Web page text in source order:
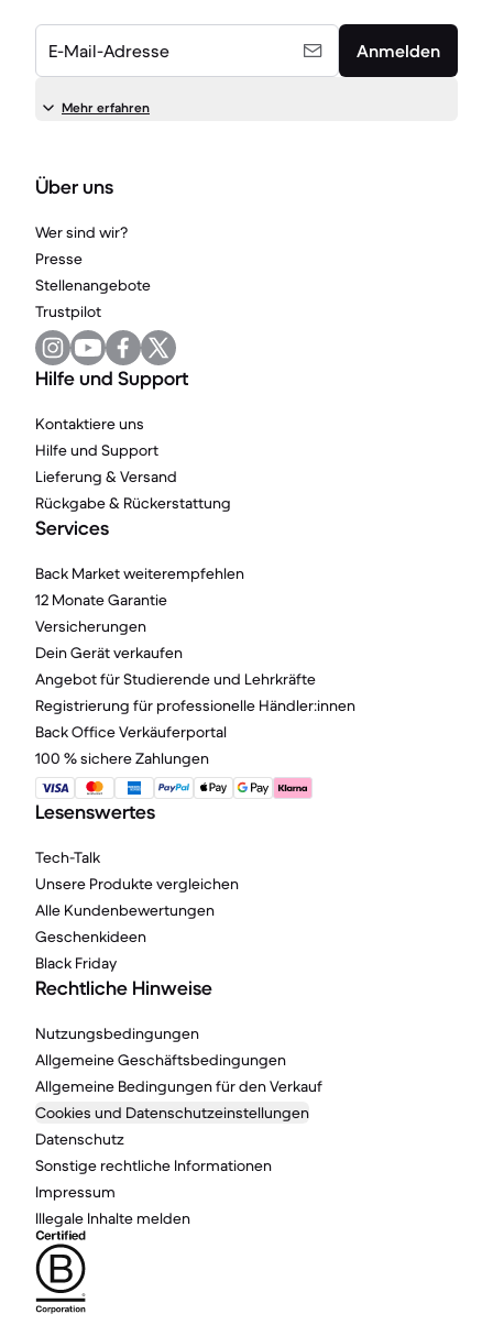
E-Mail-Adresse Anmelden
Mehr erfahren
Über uns
Wer sind wir?
Presse
Stellenangebote
Trustpilot
Hilfe und Support
Kontaktiere uns
Hilfe und Support
Lieferung & Versand
Rückgabe & Rückerstattung
Services
Back Market weiterempfehlen
12 Monate Garantie
Versicherungen
Dein Gerät verkaufen
Angebot für Studierende und Lehrkräfte
Registrierung für professionelle Händler:innen
Back Office Verkäuferportal
100 % sichere Zahlungen
Lesenswertes
Tech-Talk
Unsere Produkte vergleichen
Alle Kundenbewertungen
Geschenkideen
Black Friday
Rechtliche Hinweise
Nutzungsbedingungen
Allgemeine Geschäftsbedingungen
Allgemeine Bedingungen für den Verkauf
Cookies und Datenschutzeinstellungen
Datenschutz
Sonstige rechtliche Informationen
Impressum
Illegale Inhalte melden